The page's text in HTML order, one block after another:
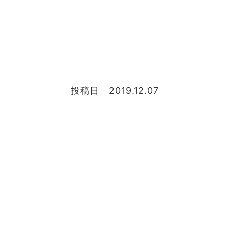
投稿日 2019.12.07